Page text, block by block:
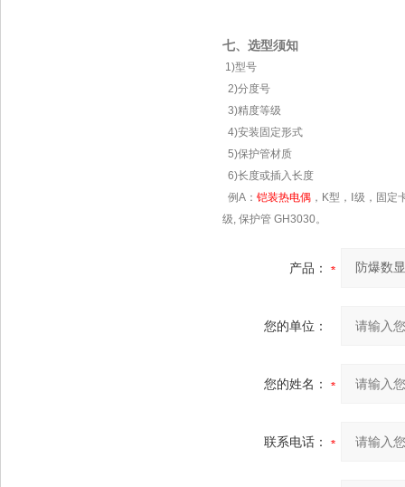
七、选型须知
1)型号
2)分度号
3)精度等级
4)安装固定形式
5)保护管材质
6)长度或插入长度
例A： 铠装热电偶 ，K型，Ⅰ级，固
级, 保护管 GH3030。
产品：
您的单位：
您的姓名：
联系电话：